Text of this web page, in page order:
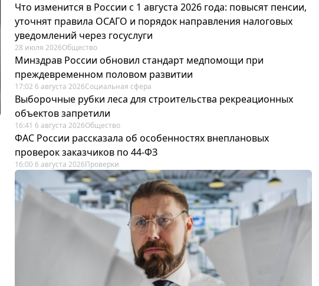
Что изменится в России с 1 августа 2026 года: повысят пенсии,
уточнят правила ОСАГО и порядок направления налоговых
уведомлений через госуслуги
28 июля 2026Общество
Минздрав России обновил стандарт медпомощи при
преждевременном половом развитии
17:02 6 августа 2026Социальная сфера
Выборочные рубки леса для строительства рекреационных
объектов запретили
16:41 6 августа 2026Общество
ФАС России рассказала об особенностях внеплановых
проверок заказчиков по 44-ФЗ
16:00 6 августа 2026Проверки